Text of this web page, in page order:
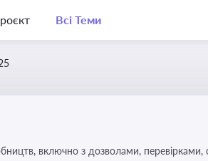
Всі Теми
включно з дозволами, перевірками,